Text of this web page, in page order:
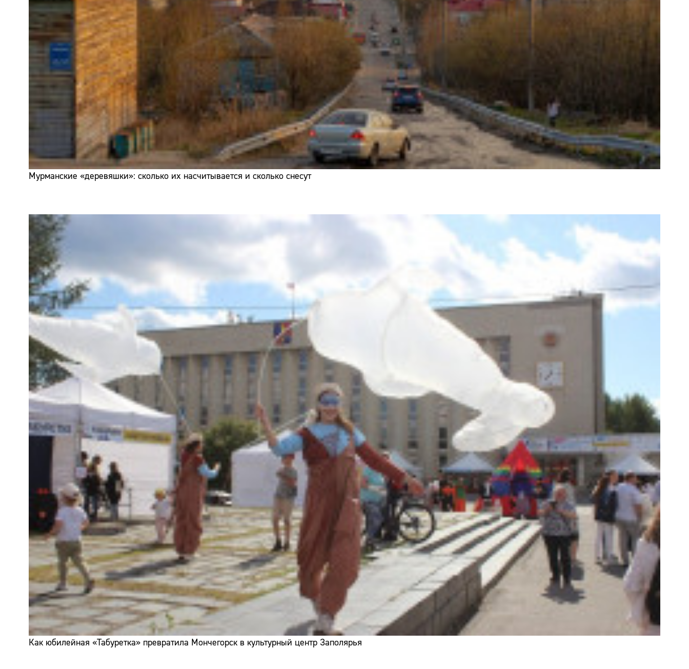
Мурманские «деревяшки»: сколько их насчитывается и сколько снесут
Как юбилейная «Табуретка» превратила Мончегорск в культурный центр Заполярья
Телефон: